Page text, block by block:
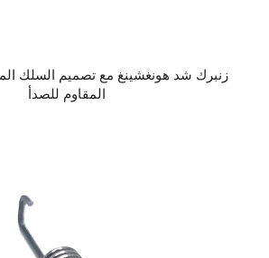
زنبرك شد هونغشينغ مع تصميم السلك
المقاوم للصدأ